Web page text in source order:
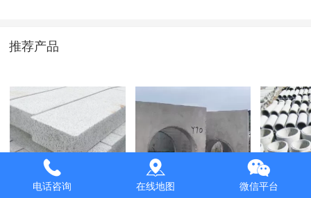
推荐产品
贵阳路沿石批发
贵州检查井生产厂
家
安顺混
电话咨询 在线地图 微信平台